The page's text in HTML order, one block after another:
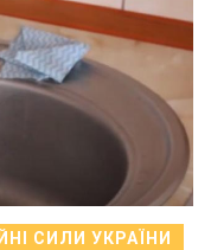
СИЛИ УКРАЇНИ